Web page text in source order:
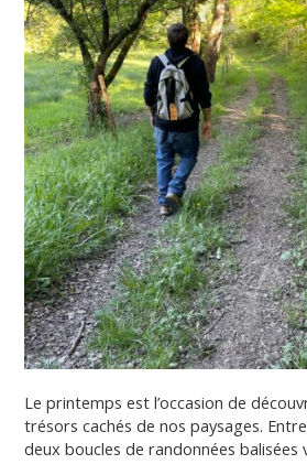
Le printemps est l’occasion de
trésors cachés de nos paysages.
deux boucles de randonnées